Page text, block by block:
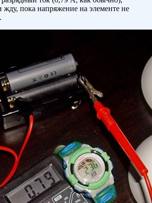
пока напряжение на элементе не